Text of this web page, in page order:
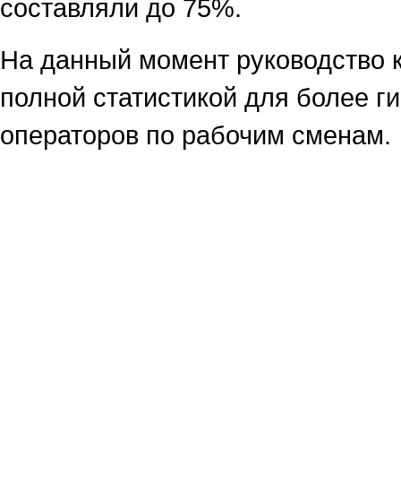
составляли до 75%.
На данный момент руководство
полной статистикой для более
операторов по рабочим сменам.